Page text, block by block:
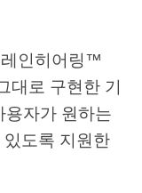
레인히어링™
대로 구현한 기
용자가 원하는
도록 지원한